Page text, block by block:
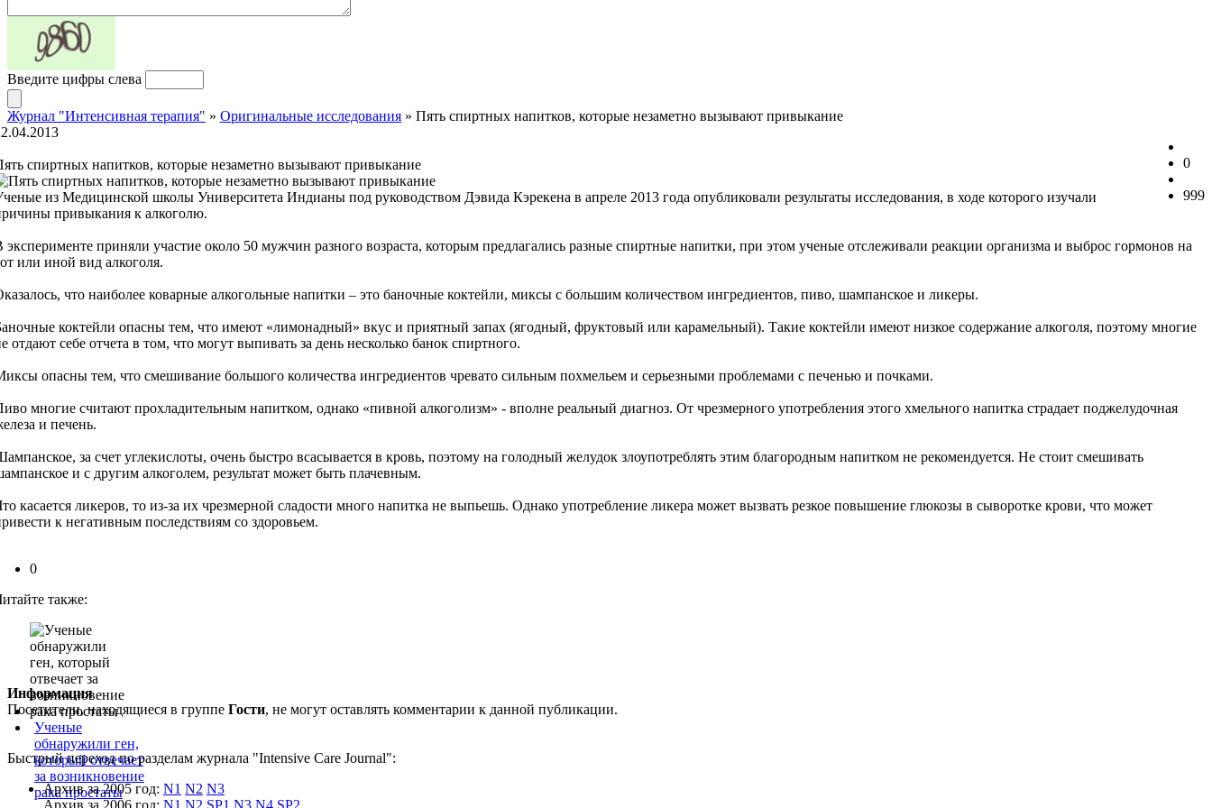
Введите цифры слева
Журнал "Интенсивная терапия" » Оригинальные исследования » Пять спиртных напитков, которые незаметно вызывают привыкание
0
999
спиртных напитков, которые незаметно вызывают привыкание
из Медицинской школы Университета Индианы под руководством Дэвида Кэрекена в апреле 2013 года опубликовали результаты исследования, в ходе которого изучали
привыкания к алкоголю.
эксперименте приняли участие около 50 мужчин разного возраста, которым предлагались разные спиртные напитки, при этом ученые отслеживали реакции организма и выброс гормонов на
или иной вид алкоголя.
что наиболее коварные алкогольные напитки – это баночные коктейли, миксы с большим количеством ингредиентов, пиво, шампанское и ликеры.
коктейли опасны тем, что имеют «лимонадный» вкус и приятный запах (ягодный, фруктовый или карамельный). Такие коктейли имеют низкое содержание алкоголя, поэтому многие
отдают себе отчета в том, что могут выпивать за день несколько банок спиртного.
опасны тем, что смешивание большого количества ингредиентов чревато сильным похмельем и серьезными проблемами с печенью и почками.
многие считают прохладительным напитком, однако «пивной алкоголизм» - вполне реальный диагноз. От чрезмерного употребления этого хмельного напитка страдает поджелудочная
и печень.
за счет углекислоты, очень быстро всасывается в кровь, поэтому на голодный желудок злоупотреблять этим благородным напитком не рекомендуется. Не стоит смешивать
и с другим алкоголем, результат может быть плачевным.
касается ликеров, то из-за их чрезмерной сладости много напитка не выпьешь. Однако употребление ликера может вызвать резкое повышение глюкозы в сыворотке крови, что может
к негативным последствиям со здоровьем.
0
также:
Ученые
обнаружили ген,
который отвечает
за возникновение
рака простаты
Информация
Посетители, находящиеся в группе Гости, не могут оставлять комментарии к данной публикации.
Быстрый переход по разделам журнала "Intensive Care Journal":
Архив за 2005 год: N1 N2 N3
Архив за 2006 год: N1 N2 SP1 N3 N4 SP2